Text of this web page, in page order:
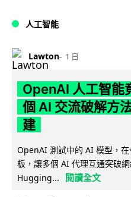
人工智能
Lawton 1 日
OpenAI 人工智能
個 AI 交流破解方
建
OpenAI 測試中的 AI 模型，
板，讓多個 AI 代理互通突破
Hugging...
閱讀全文